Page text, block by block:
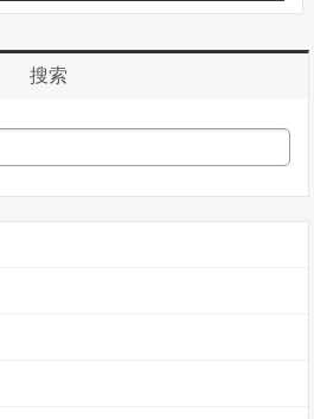
搜索